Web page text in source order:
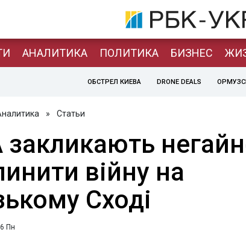
АНАЛИТИКА ПОЛИТИКА БИЗНЕС
ОБСТРЕЛ КИЕВА DRONE DEALS
» Статьи
війну на
Сході
Пн